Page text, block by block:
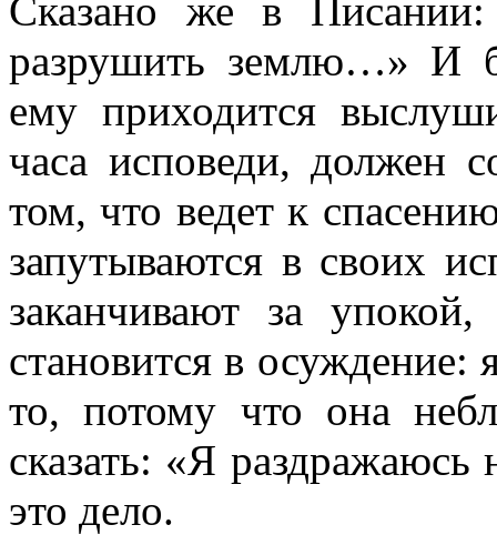
Сказано же в
разрушить землю…» И
ему приходится
часа исповеди, должен
том, что ведет к
запутываются в своих
заканчивают за
становится в осуждение:
то, потому что она
сказать: «Я
это дело.